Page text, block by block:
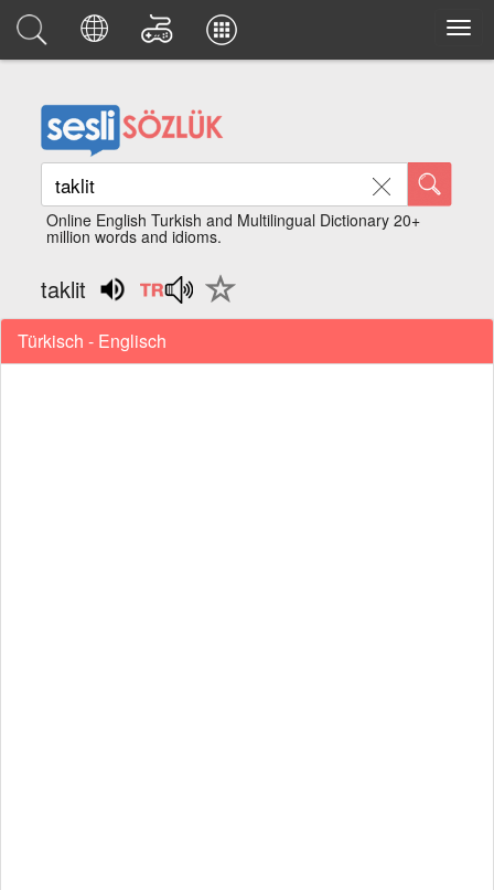
Online English Turkish and Multilingual Dictionary 20+
million words and idioms.
taklit
Türkisch - Englisch